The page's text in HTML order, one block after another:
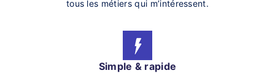
tous les métiers qui m’intéressent.
Simple & rapide